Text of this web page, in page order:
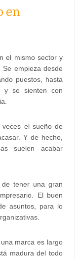
en
el mismo sector y
empieza desde
puestos, hasta
y se sienten con
el sueño de
Y de hecho,
suelen acabar
tener una gran
El buen
asuntos, para lo
marca es largo
madura del todo